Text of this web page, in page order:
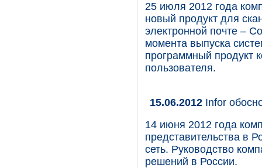
25 июля 2012 года
новый продукт для
электронной почте –
момента выпуска
программный продукт
пользователя.
15.06.2012 Infor
14 июня 2012 года
представительства в
сеть. Руководство
решений в России.